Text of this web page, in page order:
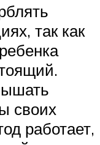
так как
своих
работает,